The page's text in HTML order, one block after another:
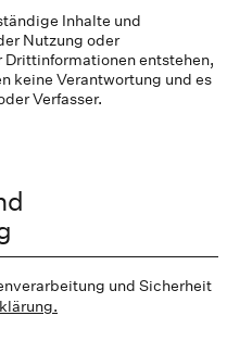
Inhalte und
Nutzung oder
entstehen,
keine Verantwortung und es
Verfasser.
und Sicherheit